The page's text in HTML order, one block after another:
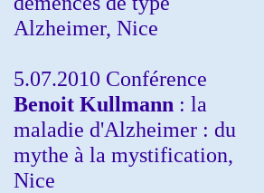
Alzheimer, Nice
5.07.2010 Conférence
Benoit Kullmann : la
maladie d'Alzheimer : du
mythe à la mystification,
Nice